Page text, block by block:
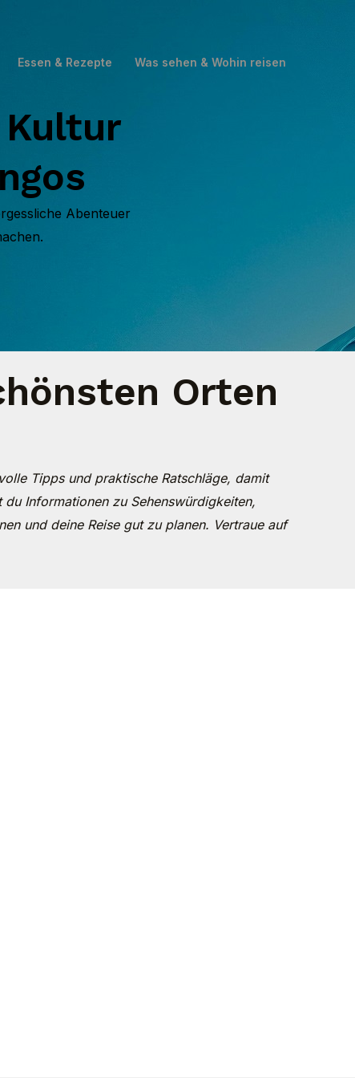
Essen & Rezepte Was sehen & Wohin reisen
Abenteuer
Orten
Tipps und praktische Ratschläge, damit
Informationen zu Sehenswürdigkeiten,
und deine Reise gut zu planen. Vertraue auf